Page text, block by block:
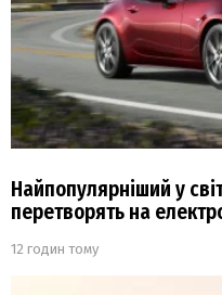
Найпопулярніший у
перетворять на
12 годин тому